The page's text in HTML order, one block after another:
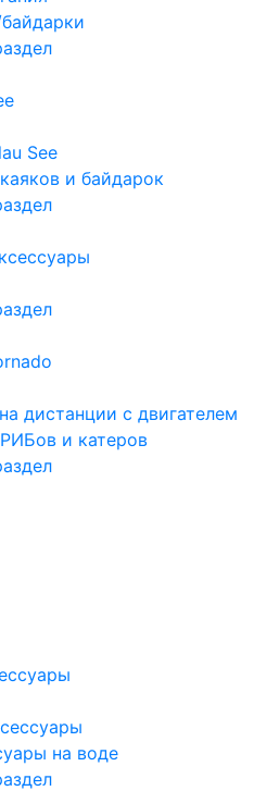
See
и байдарок
дистанции с двигателем
и катеров
на воде